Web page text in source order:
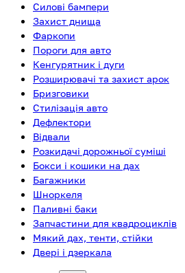
Силові бампери
Захист днища
Фаркопи
Пороги для авто
Кенгурятник і дуги
Розширювачі та захист арок
Бризговики
Стилізація авто
Дефлектори
Відвали
Розкидачі дорожньої суміші
Бокси і кошики на дах
Багажники
Шноркеля
Паливні баки
Запчастини для квадроциклів
Мякий дах, тенти, стійки
Двері і дзеркала